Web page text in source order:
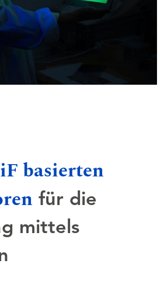
basierten
für die
mittels